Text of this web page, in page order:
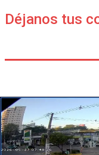
Déjanos tus